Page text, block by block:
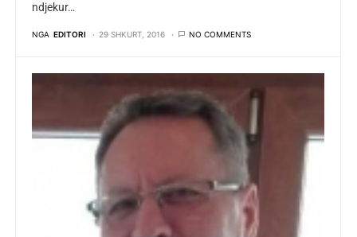
ndjekur…
NGA EDITORI 29 SHKURT, 2016 NO COMMENTS